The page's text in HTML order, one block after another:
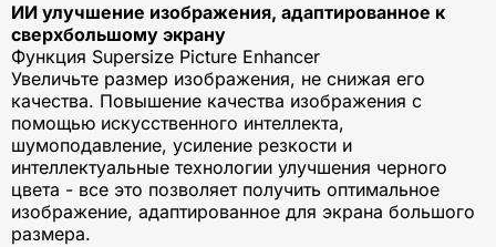
ИИ улучшение изображения, адаптированное к
сверхбольшому экрану
Функция Supersize Picture Enhancer
Увеличьте размер изображения, не снижая его
качества. Повышение качества изображения с
помощью искусственного интеллекта,
шумоподавление, усиление резкости и
интеллектуальные технологии улучшения черного
цвета - все это позволяет получить оптимальное
изображение, адаптированное для экрана большого
размера.